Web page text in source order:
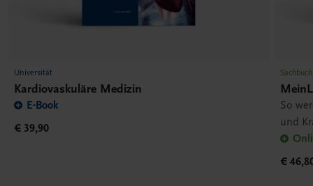
Universität
Kardiovaskuläre Medizin
E-Book
€ 39,90
Sachbuch
So
und
€